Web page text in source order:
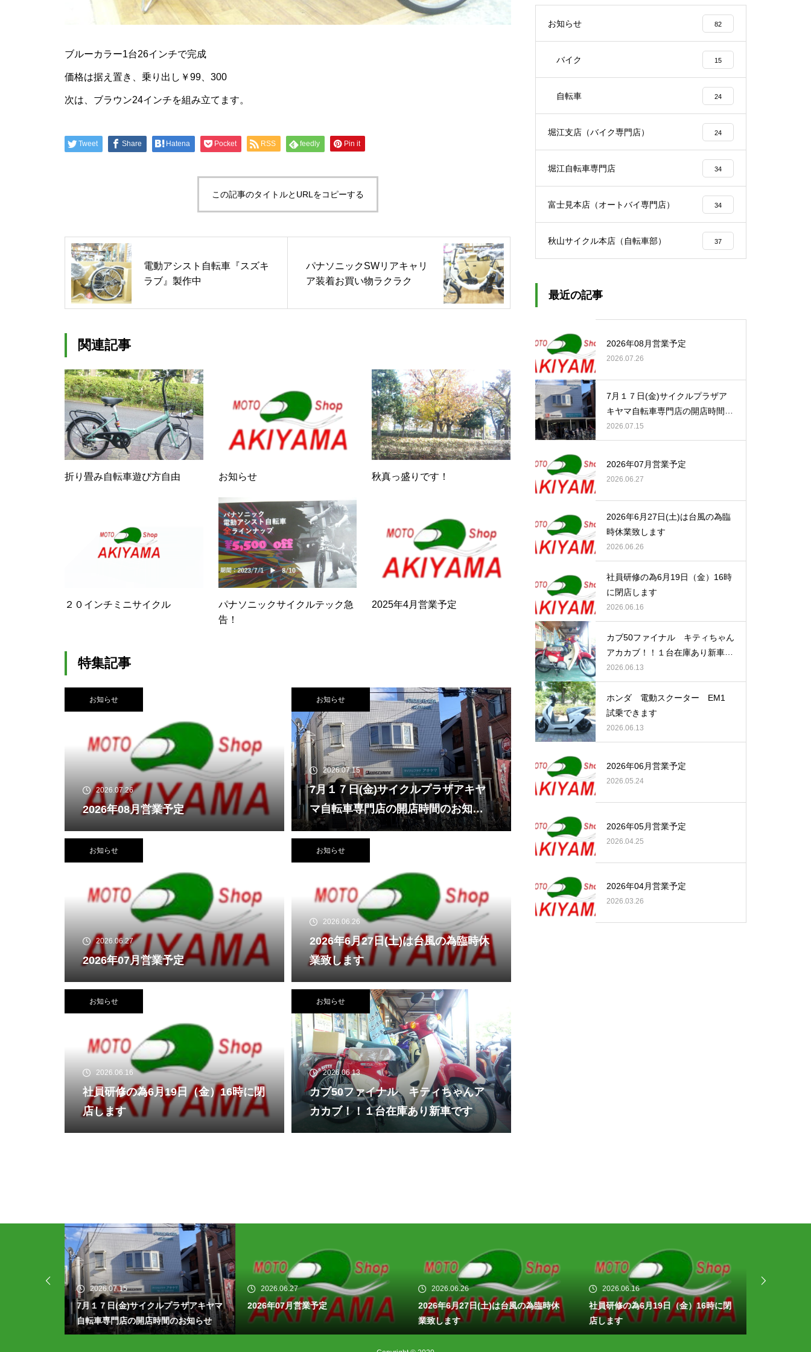
ブルーカラー1台26インチで完成
価格は据え置き、乗り出し￥99、300
次は、ブラウン24インチを組み立てます。
Tweet Share Hatena Pocket RSS feedly Pin it
この記事のタイトルとURLをコピーする
電動アシスト自転車『スズキ
ラブ』製作中
パナソニックSWリアキャリ
ア装着お買い物ラクラク
関連記事
折り畳み自転車遊び方自由 お知らせ 秋真っ盛りです！
２０インチミニサイクル
パナソニックサイクルテック急
告！
2025年4月営業予定
特集記事
お知らせ
2026.07.26
2026年08月営業予定
お知らせ
2026.07.15
7月１７日(金)サイクルプラザアキヤ
マ自転車専門店の開店時間のお知ら
せ
お知らせ
2026.06.27
2026年07月営業予定
お知らせ
2026.06.26
2026年6月27日(土)は台風の為臨時休
業致します
お知らせ
2026.06.16
社員研修の為6月19日（金）16時に閉
店します
お知らせ
2026.06.13
カブ50ファイナル キティちゃんア
カカブ！！１台在庫あり新車です
お知らせ 82
バイク 15
自転車 24
堀江支店（バイク専門店） 24
堀江自転車専門店 34
富士見本店（オートバイ専門店） 34
秋山サイクル本店（自転車部） 37
最近の記事
2026年08月営業予定
2026.07.26
7月１７日(金)サイクルプラザア
キヤマ自転車専門店の開店時間の
お知らせ
2026.07.15
2026年07月営業予定
2026.06.27
2026年6月27日(土)は台風の為臨
時休業致します
2026.06.26
社員研修の為6月19日（金）16時
に閉店します
2026.06.16
カブ50ファイナル キティちゃん
アカカブ！！１台在庫あり新車で
す
2026.06.13
ホンダ 電動スクーター EM1
試乗できます
2026.06.13
2026年06月営業予定
2026.05.24
2026年05月営業予定
2026.04.25
2026年04月営業予定
2026.03.26
2026.07.15
7月１７日(金)サイクルプラザアキヤマ
自転車専門店の開店時間のお知らせ
2026.06.27
2026年07月営業予定
2026.06.26
2026年6月27日(土)は台風の為臨時休
業致します
2026.06.16
社員研修の為6月19日（金）16時に閉
店します